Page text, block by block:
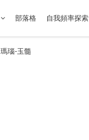
部落格 自我頻率探索
瑪瑙-玉髓